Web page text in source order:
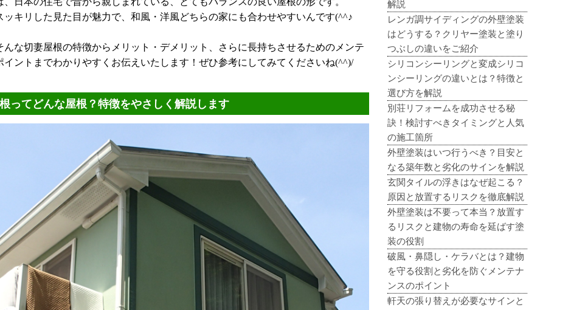
ッキリした見た目が魅力で、和風・洋風どちらの家にも合わせやすいんです(^^♪
んな切妻屋根の特徴からメリット・デメリット、さらに長持ちさせるためのメンテ
イントまでわかりやすくお伝えいたします！ぜひ参考にしてみてくださいね(^^)/
ってどんな屋根？特徴をやさしく解説します
解説
レンガ調サイディングの外壁塗装
はどうする？クリヤー塗装と塗り
つぶしの違いをご紹介
シリコンシーリングと変成シリコ
ンシーリングの違いとは？特徴と
選び方を解説
別荘リフォームを成功させる秘
訣！検討すべきタイミングと人気
の施工箇所
外壁塗装はいつ行うべき？目安と
なる築年数と劣化のサインを解説
玄関タイルの浮きはなぜ起こる？
原因と放置するリスクを徹底解説
外壁塗装は不要って本当？放置す
るリスクと建物の寿命を延ばす塗
装の役割
破風・鼻隠し・ケラバとは？建物
を守る役割と劣化を防ぐメンテナ
ンスのポイント
軒天の張り替えが必要なサインと